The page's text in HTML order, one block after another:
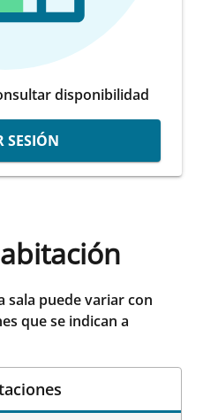
disponibilidad
SESIÓN
sala puede variar con
que se indican a